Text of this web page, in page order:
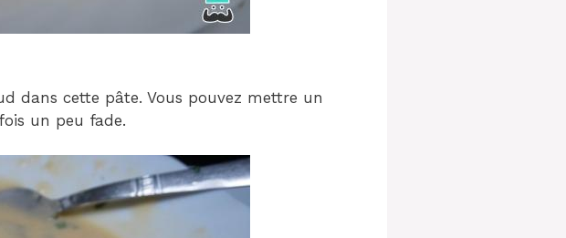
dans cette pâte. Vous pouvez mettre un
un peu fade.